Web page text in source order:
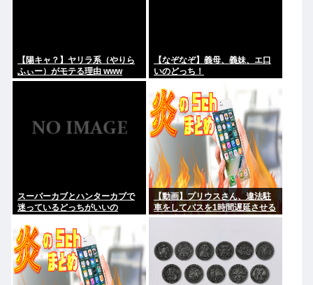
【陽キャ？】ヤリラ系（やりら
ふぃー）がモテる理由 www
【なぞなぞ】義母、義妹、エ口
いのどっち！
スーパーカブとハンターカブで
迷っているどっちがいいの
【動画】プリウスさん、違法駐
車をしてバスを1時間遅延させる
事に成功してしまうwww